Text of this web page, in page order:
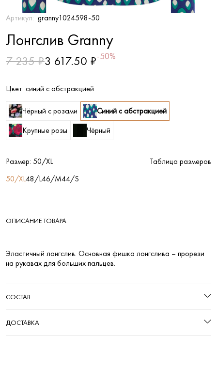
Артикул: granny1024598-50
Лонгслив Granny
7 235 ₽3 617.50 ₽-50%
Цвет: синий с абстракцией
Чёрный с розами
Синий с абстракцией
Крупные розы
Чёрный
Размер: 50/XL
Таблица размеров
50/XL48/L46/M44/S
ОПИСАНИЕ ТОВАРА
Эластичный лонгслив. Основная фишка лонгслива – прорези
на рукавах для больших пальцев.
СОСТАВ
ДОСТАВКА